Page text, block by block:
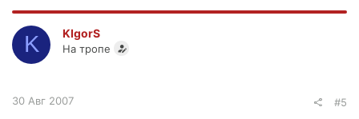
K KIgorS
На тропе
30 Авг 2007 #5